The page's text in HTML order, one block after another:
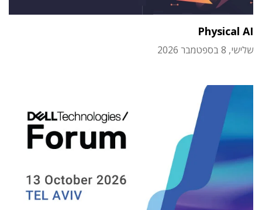
Physical AI
שלישי, 8 בספטמבר 2026